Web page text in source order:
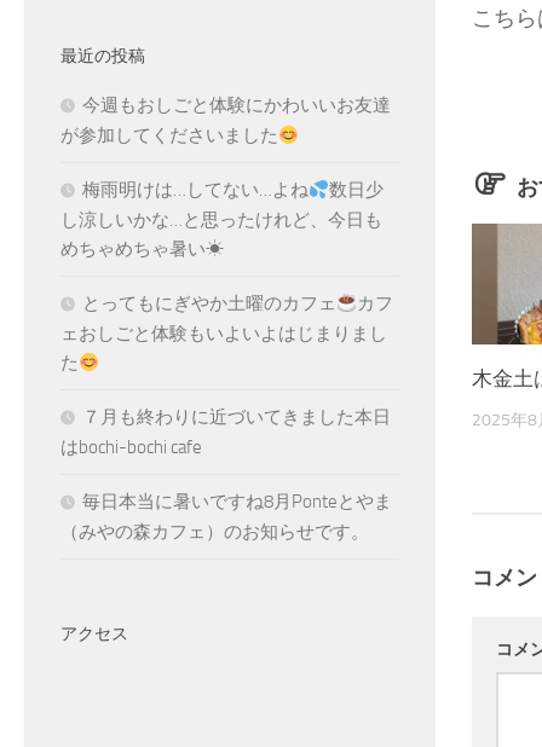
こち
木金土
2025年8
コメ
コメ
最近の投稿
今週もおしごと体験にかわいいお友達
が参加してくださいました
梅雨明けは…してない…よね
数日少
し涼しいかな…と思ったけれど、今日も
めちゃめちゃ暑い☀
とってもにぎやか土曜のカフェ
カフ
ェおしごと体験もいよいよはじまりまし
た
７月も終わりに近づいてきました本日
はbochi-bochi cafe
毎日本当に暑いですね8月Ponteとやま
（みやの森カフェ）のお知らせです。
アクセス